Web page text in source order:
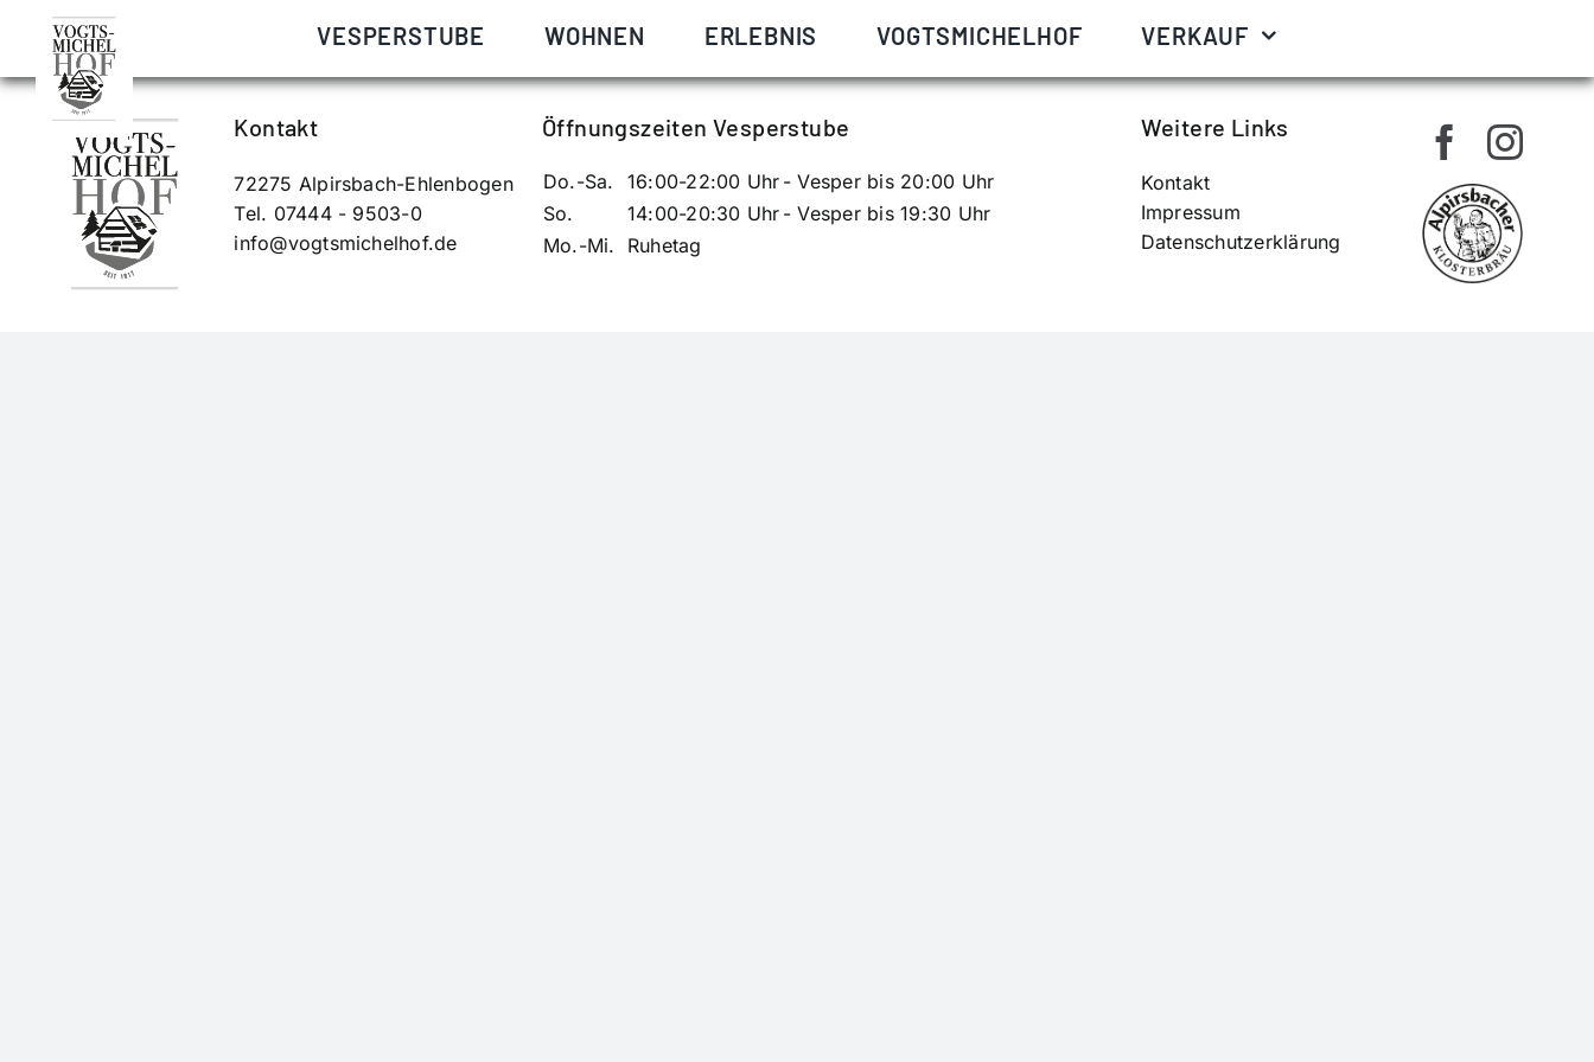
springen
VESPERSTUBE WOHNEN ERLEBNIS VOGTSMICHELHOF VERKAUF
Frey Ernst, Michelesbauer in Igelsberg verheiratet sich mit Marianne Armbruster, älteste Tochter des Karl Armbruster.
Kontakt
72275 Alpirsbach-Ehlenbogen
Tel. 07444 - 9503-0
info@vogtsmichelhof.de
Öffnungszeiten Vesperstube
Do.-Sa. 16:00-22:00 Uhr - Vesper bis 20:00 Uhr
So.
14:00-20:30 Uhr - Vesper bis 19:30 Uhr
Mo.-Mi.
Ruhetag
Weitere Links
Kontakt
Impressum
Datenschutzerklärung